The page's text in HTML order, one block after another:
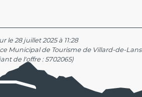
le 28 juillet 2025 à 11:28
Municipal de Tourisme de Villard-de-Lans
de l'offre :5702065)